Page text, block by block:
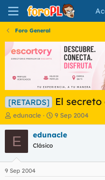
Foro General
[RETARDS] El
I
n
i
c
a
o
edunacle
F
e
c
i
9 Sep 2004
E edunacle
Clásico
9 Sep 2004